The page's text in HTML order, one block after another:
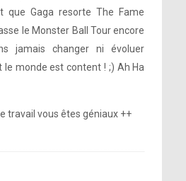
que Gaga resorte The Fame
le Monster Ball Tour encore
jamais changer ni évoluer
monde est content ! ;) Ah Ha
travail vous êtes géniaux ++